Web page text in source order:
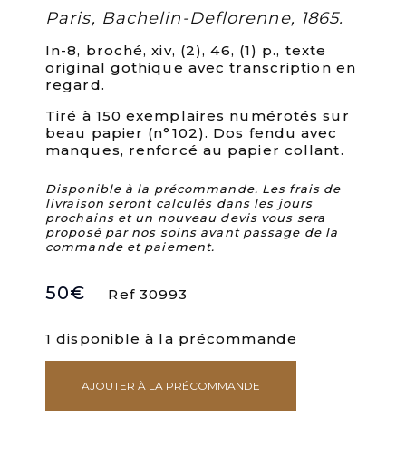
Paris, Bachelin-Deflorenne, 1865.
In-8, broché, xiv, (2), 46, (1) p., texte
original gothique avec transcription en
regard.
Tiré à 150 exemplaires numérotés sur
beau papier (n°102). Dos fendu avec
manques, renforcé au papier collant.
Disponible à la précommande. Les frais de
livraison seront calculés dans les jours
prochains et un nouveau devis vous sera
proposé par nos soins avant passage de la
commande et paiement.
50€ Ref 30993
1 disponible à la précommande
quantité
de
AJOUTER À LA PRÉCOMMANDE